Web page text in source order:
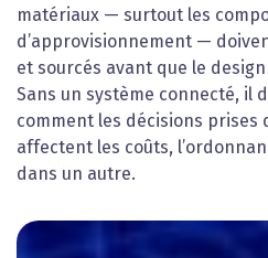
matériaux — surtout les
d’approvisionnement —
et sourcés avant que le
Sans un système connecté, il
comment les décisions
affectent les coûts,
dans un autre.